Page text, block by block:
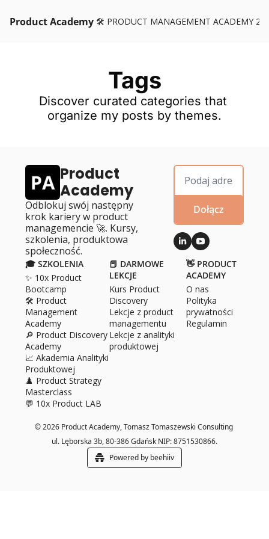
Product Academy 🛠️ PRODUCT MANAGEMENT ACADEMY 26
Tags
Discover curated categories that
organize my posts by themes.
Product
Academy
Odblokuj swój następny
krok kariery w product
managemencie 🚀. Kursy,
szkolenia, produktowa
społeczność.
Dołącz
🎓 SZKOLENIA
✨ 10x Product
Bootcamp
🛠️ Product
Management
Academy
🔎 Product Discovery
Academy
📈 Akademia Analityki
Produktowej
♟️ Product Strategy
Masterclass
💬 10x Product LAB
📕 DARMOWE
LEKCJE
Kurs Product
Discovery
Lekcje z product
managementu
Lekcje z analityki
produktowej
👋 PRODUCT
ACADEMY
O nas
Polityka
prywatności
Regulamin
© 2026 Product Academy, Tomasz Tomaszewski Consulting
ul. Lęborska 3b, 80­-386 Gdańsk NIP: 8751530866.
Powered by beehiiv